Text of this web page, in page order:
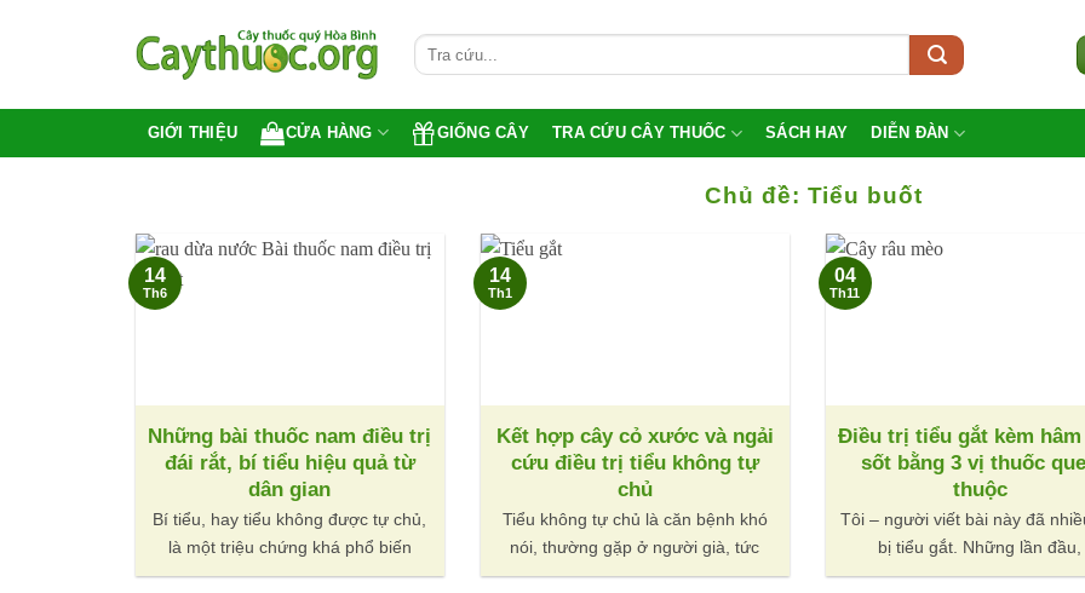
dung
GIỚI THIỆU CỬA HÀNG GIỐNG CÂY TRA CỨU CÂY THUỐC SÁCH HAY DIỄN ĐÀN
Chủ đề: Tiểu buốt
Những bài thuốc nam điều trị
đái rắt, bí tiểu hiệu quả từ
dân gian
Bí tiểu, hay tiểu không được tự chủ,
là một triệu chứng khá phổ biến
14
Th6
Kết hợp cây cỏ xước và ngải
cứu điều trị tiểu không tự
chủ
Tiểu không tự chủ là căn bệnh khó
nói, thường gặp ở người già, tức
14
Th1
Điều trị tiểu gắt kèm hâm
sốt bằng 3 vị thuốc
thuộc
Tôi – người viết bài này đã
bị tiểu gắt. Những lần đầu,
04
Th11